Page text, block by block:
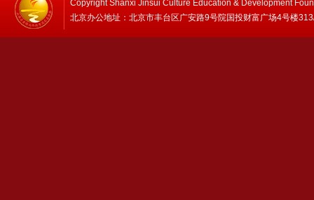
Copyright Shanxi Jinsui Culture Education & Development
北京办公地址：北京市丰台区广安路9号院国投财富广场4号楼